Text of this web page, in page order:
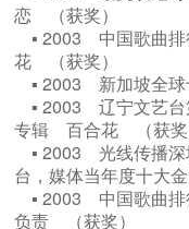
恋 （获奖）
▪ 2003 中国歌曲排
花 （获奖）
▪ 2003 新加坡全
▪ 2003 ​辽宁文艺台
专辑 百合花 （获
▪ 2003 光线传播深
台，媒体当年度十
▪ 2003 中国歌曲排
负责 （获奖）